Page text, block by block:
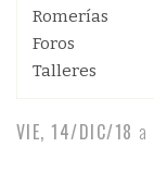
Romerías
Foros
Talleres
VIE, 14/DIC/18 a